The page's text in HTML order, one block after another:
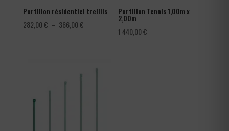
Portillon résidentiel treillis
282,00€ – 366,00€Plage
Portillon Tennis 1,00m x
2,00m
1 440,00€